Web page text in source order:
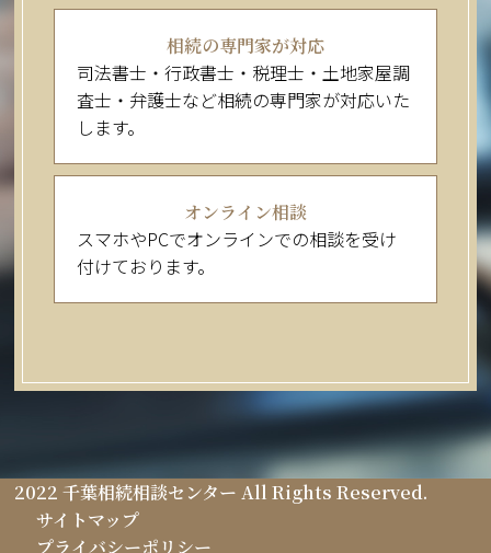
相続の専門家が対応
司法書士・行政書士・税理士・土地家屋調
査士・弁護士など相続の専門家が対応いた
します。
オンライン相談
スマホやPCでオンラインでの相談を受け
付けております。
2022 千葉相続相談センター All Rights Reserved.
サイトマップ
プライバシーポリシー